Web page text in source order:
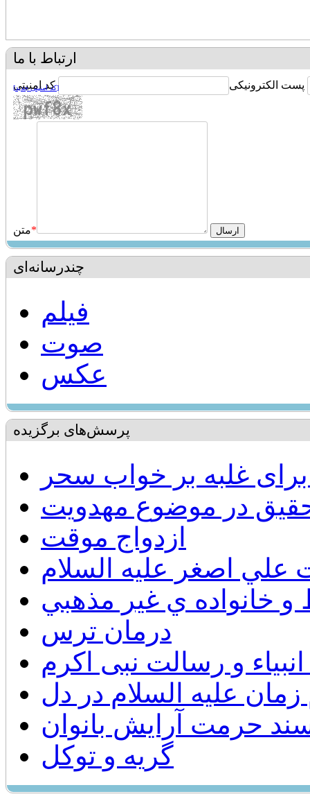
ارتباط با ما
پست الکترونیکی کد امنیتی[کد امنیتی جدید]
متن*
چندرسانه‌ای
فیلم
صوت
عکس
پرسش‌های برگزیده
غلبه بر خواب سحر
در موضوع مهدويت
ازدواج موقت
اصغر عليه السلام
خانواده ي غير مذهبي
درمان ترس
و رسالت نبی اکرم
عليه السلام در دل
حرمت آرایش بانوان
گریه و توکل